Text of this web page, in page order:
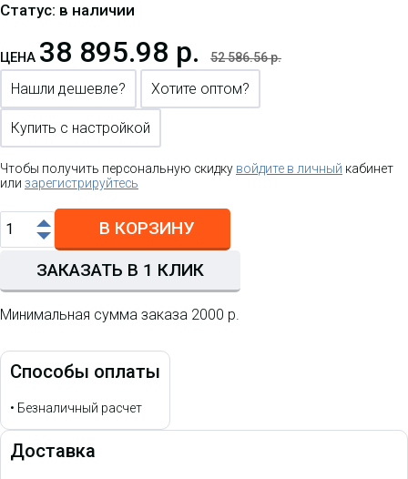
Статус: в наличии
ЦЕНА 38 895.98 р. 52 586.56 р.
Нашли дешевле? Хотите оптом?
Купить с настройкой
Чтобы получить персональную скидку войдите в личный кабинет
или зарегистрируйтесь
В КОРЗИНУ
ЗАКАЗАТЬ В 1 КЛИК
Минимальная сумма заказа 2000 р.
Способы оплаты
• Безналичный расчет
Доставка